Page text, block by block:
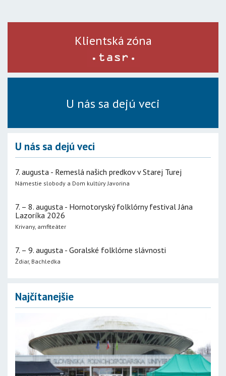
Klientská zóna
U nás sa dejú veci
U nás sa dejú veci
7. augusta - Remeslá našich predkov v Starej Turej
Námestie slobody a Dom kultúry Javorina
7. – 8. augusta - Hornotoryský folklórny festival Jána
Lazoríka 2026
Krivany, amfiteáter
7. – 9. augusta - Goralské folklórne slávnosti
Ždiar, Bachledka
Najčítanejšie